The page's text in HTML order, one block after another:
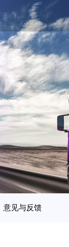
意见与反馈